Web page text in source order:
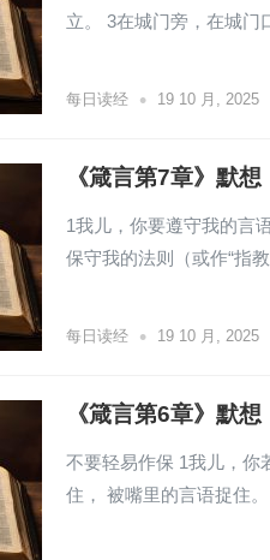
立。 3在城门旁，在城门
每日读经 • 19 10 月, 2025
《箴言第7章》默想
1我儿，你要遵守我的言
保守我的法则（或作“指
每日读经 • 19 10 月, 2025
《箴言第6章》默想
不要轻易作保 1我儿，你
住， 被嘴里的言语捉住